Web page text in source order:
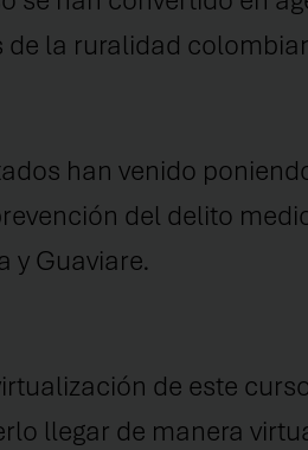
la ruralidad
han venido
del delito
y Guaviare.
de este
llegar de manera